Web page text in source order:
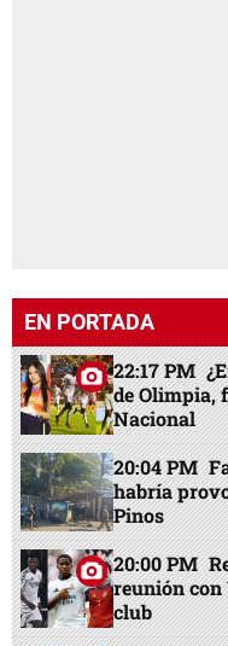
EN PORTADA
22:17 PM
de Olimpia,
Nacional
20:04 PM
habría
Pinos
20:00 PM
reunión
club